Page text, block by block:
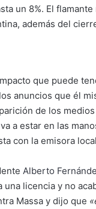
un 8%. El
además del
que puede
anuncios que él
de los
a estar en las
con la emisora
Alberto
licencia y no
Massa y dijo que